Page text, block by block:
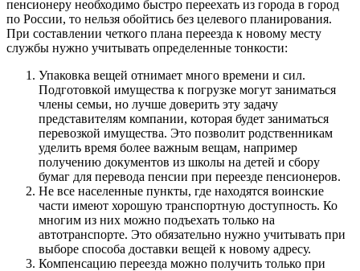
пенсионеру необходимо быстро переехать из города в город
по России, то нельзя обойтись без целевого планирования.
При составлении четкого плана переезда к новому месту
службы нужно учитывать определенные тонкости:
Упаковка вещей отнимает много времени и сил.
Подготовкой имущества к погрузке могут заниматься
члены семьи, но лучше доверить эту задачу
представителям компании, которая будет заниматься
перевозкой имущества. Это позволит родственникам
уделить время более важным вещам, например
получению документов из школы на детей и сбору
бумаг для перевода пенсии при переезде пенсионеров.
Не все населенные пункты, где находятся воинские
части имеют хорошую транспортную доступность. Ко
многим из них можно подъехать только на
автотранспорте. Это обязательно нужно учитывать при
выборе способа доставки вещей к новому адресу.
Компенсацию переезда можно получить только при